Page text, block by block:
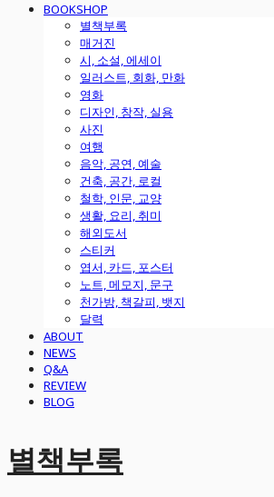
BOOKSHOP
별책부록
매거진
시, 소설, 에세이
일러스트, 회화, 만화
영화
디자인, 창작, 실용
사진
여행
음악, 공연, 예술
건축, 공간, 로컬
철학, 인문, 교양
생활, 요리, 취미
해외도서
스티커
엽서, 카드, 포스터
노트, 메모지, 문구
천가방, 책갈피, 뱃지
달력
ABOUT
NEWS
Q&A
REVIEW
BLOG
별책부록